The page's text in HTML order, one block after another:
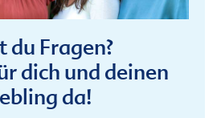
du Fragen?
dich und deinen
da!